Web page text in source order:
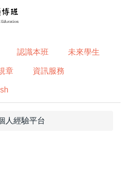
認識本班 未來學生
章 資訊服務
人經驗平台